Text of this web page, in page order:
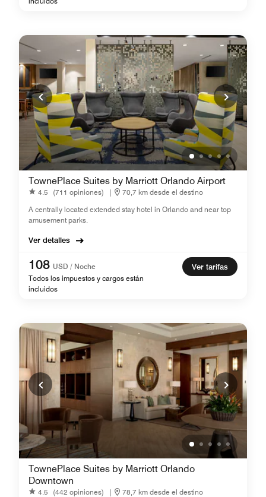
TownePlace Suites by Marriott Orlando Airport
4.5 (711 opiniones) |
70,7 km desde el destino
A centrally located extended stay hotel in Orlando and near top
amusement parks.
Ver detalles
108 USD / Noche
Todos los impuestos y cargos están
incluidos
Ver tarifas
TownePlace Suites by Marriott Orlando
Downtown
4.5 (442 opiniones) |
78,7 km desde el destino